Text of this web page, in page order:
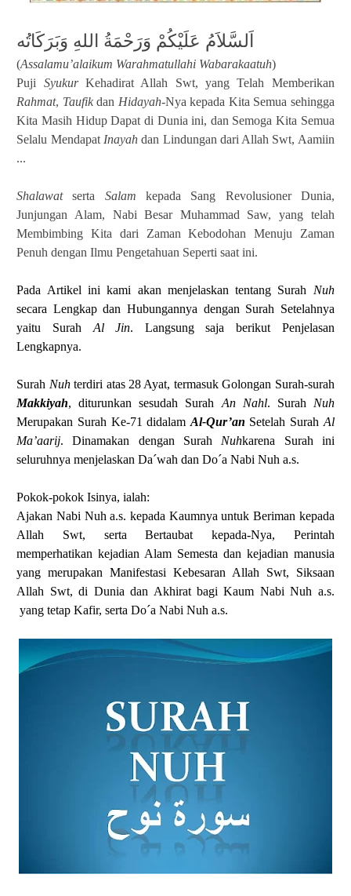
اَلسَّلاَمُ عَلَيْكُمْ وَرَحْمَةُ اللهِ وَبَرَكَاتُه
(Assalamu’alaikum Warahmatullahi Wabarakaatuh)
Puji SyukurKehadirat Allah Swt, yang Telah Memberikan
Rahmat, Taufikdan Hidayah-Nya kepada Kita Semua sehingga
Kita Masih Hidup Dapat di Dunia ini, dan Semoga Kita Semua
Selalu MendapatInayahdan Lindungan dari Allah Swt, Aamiin
...
Shalawatserta Salam kepada Sang Revolusioner Dunia,
Junjungan Alam, Nabi Besar Muhammad Saw, yang telah
Membimbing Kita dari Zaman Kebodohan Menuju Zaman
Penuh dengan Ilmu Pengetahuan Seperti saat ini.
Pada Artikel ini kami akan menjelaskan tentang Surah Nuh
secara Lengkap dan Hubungannya dengan Surah Setelahnya
yaitu SurahAl Jin. Langsung saja berikut Penjelasan
Lengkapnya.
Surah Nuhterdiri atas 28 Ayat, termasuk Golongan Surah-surah
Makkiyah, diturunkan sesudah SurahAn Nahl. Surah Nuh
Merupakan Surah Ke-71 didalamAl-Qur’an Setelah SurahAl
Ma’aarij.Dinamakan dengan SurahNuhkarena Surah ini
seluruhnya menjelaskan Da´wah dan Do´a Nabi Nuh a.s.
Pokok-pokok Isinya, ialah:
Ajakan Nabi Nuh a.s. kepada Kaumnya untuk Beriman kepada
Allah Swt, serta Bertaubat kepada-Nya, Perintah
memperhatikan kejadian Alam Semesta dan kejadian manusia
yang merupakan Manifestasi Kebesaran Allah Swt, Siksaan
Allah Swt, di Dunia dan Akhirat bagi Kaum Nabi Nuh a.s.
yang tetap Kafir, serta Do´a Nabi Nuh a.s.